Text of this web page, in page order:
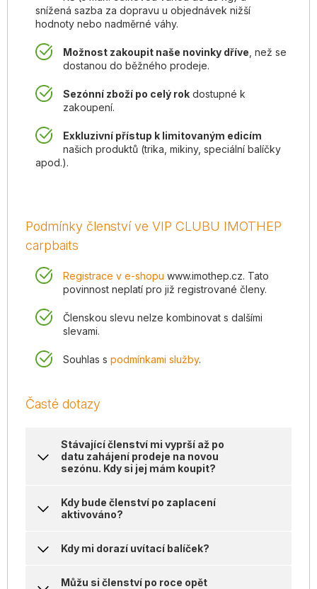
snížená sazba za dopravu u objednávek nižší
hodnoty nebo nadměrné váhy.
Možnost zakoupit naše novinky dříve , než se
dostanou do běžného prodeje.
Sezónní zboží po celý rok dostupné k
zakoupení.
Exkluzivní přístup k limitovaným edicím
našich produktů (trika, mikiny, speciální balíčky
apod.).
Podmínky členství ve VIP CLUBU IMOTHEP
carpbaits
Registrace v e-shopu www.imothep.cz. Tato
povinnost neplatí pro již registrované členy.
Členskou slevu nelze kombinovat s dalšími
slevami.
Souhlas s podmínkami služby.
Časté dotazy
Stávající členství mi vyprší až po
datu zahájení prodeje na novou
sezónu. Kdy si jej mám koupit?
Kdy bude členství po zaplacení
aktivováno?
Kdy mi dorazí uvítací balíček?
Můžu si členství po roce opět